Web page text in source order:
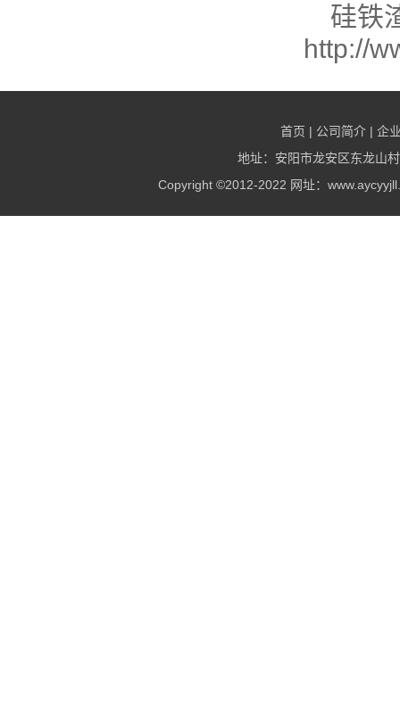
硅铁
http://
首页 | 公司简介 | 企
地址：安阳市龙安区东龙山
Copyright ©2012-2022 网址：